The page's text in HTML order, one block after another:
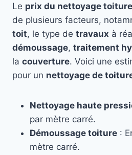
Le prix du nettoyage toiture
de plusieurs facteurs,
toit, le type de travaux à
démoussage, traitement
la couverture. Voici une
pour un nettoyage de
Nettoyage haute
par mètre carré.
Démoussage toiture :
mètre carré.